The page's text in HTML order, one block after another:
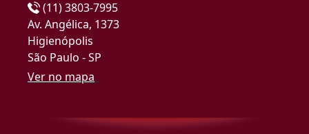
(11) 3803-7995
Av. Angélica, 1373
Higienópolis
São Paulo - SP
Ver no mapa